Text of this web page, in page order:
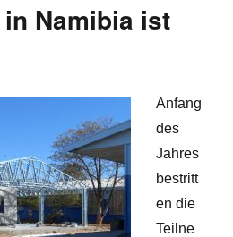
Namibia ist
Anfang
des
Jahres
bestritt
en die
Teilne